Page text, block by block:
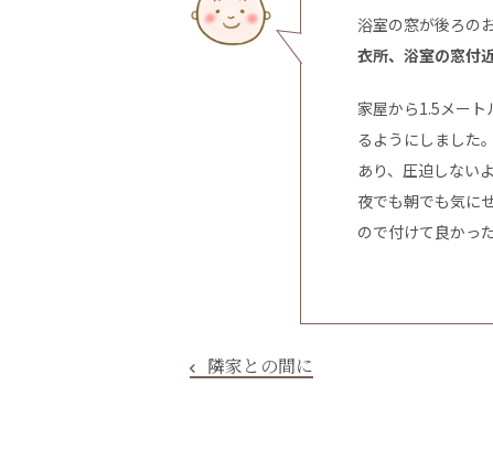
浴室の窓が後ろの
衣所、浴室の窓付
家屋から1.5メー
るようにしました
あり、圧迫しない
夜でも朝でも気に
ので付けて良かっ
隣家との間に